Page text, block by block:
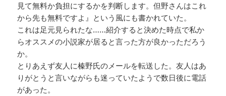
見て無料か負担にするかを判断します。但野さんはこれ
から先も無料ですよ』という風にも書かれていた。
これは足元見られたな……紹介すると決めた時点で私か
らオススメの小説家が居ると言った方が良かっただろう
か。
とりあえず友人に榛野氏のメールを転送した。友人はあ
りがとうと言いながらも迷っていたようで数日後に電話
があった。